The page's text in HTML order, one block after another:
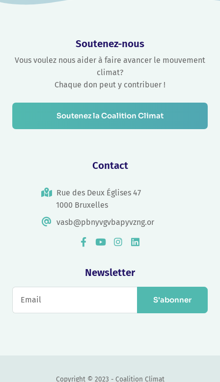
Soutenez-nous
Vous voulez nous aider à faire avancer le mouvement
climat?
Chaque don peut y contribuer !
Soutenez la Coalition Climat
Contact
Rue des Deux Églises 47
1000 Bruxelles
vasb@pbnyvgvbapyvzng.or
Newsletter
S'abonner
Copyright © 2023 - Coalition Climat